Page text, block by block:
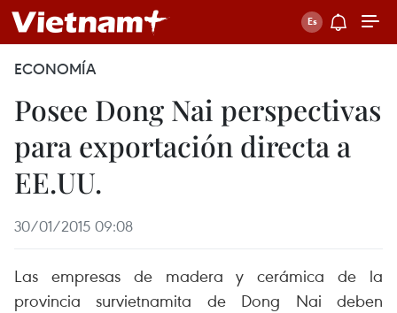
ECONOMÍA
Posee Dong Nai perspectivas
para exportación directa a
EE.UU.
30/01/2015 09:08
Las empresas de madera y cerámica de la
provincia survietnamita de Dong Nai deben